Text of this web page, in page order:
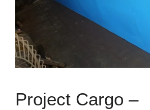
Project Cargo –